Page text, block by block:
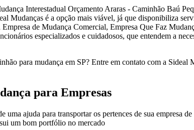
Mudanças é a opção mais viável, já que disponibiliza
Empresa de Mudança Comercial, Empresa Que Faz
especializados e cuidadosos, que entendem a
para mudança em SP? Entre em contato com a
para Empresas
uma ajuda para transportar os pertences de sua empresa
um bom portfólio no mercado